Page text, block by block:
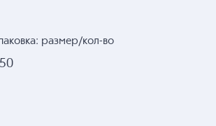
размер/кол-во